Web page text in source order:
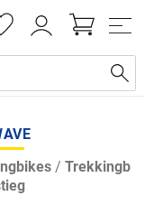
/ Trekkingb